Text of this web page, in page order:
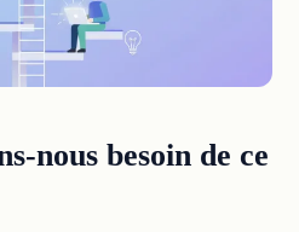
nous besoin de ce